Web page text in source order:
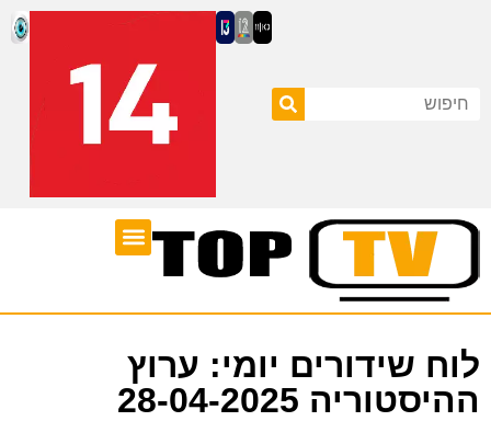
לוח שידורים יומי: ערוץ
ההיסטוריה 28-04-2025